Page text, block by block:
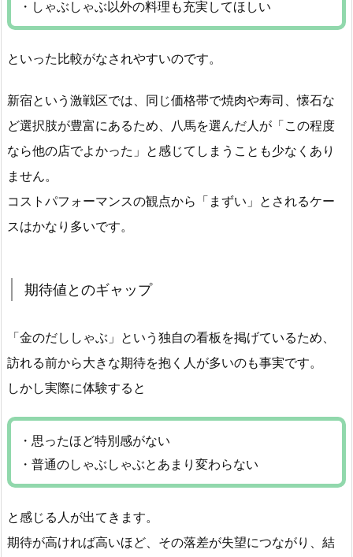
・しゃぶしゃぶ以外の料理も充実してほしい
といった比較がなされやすいのです。
新宿という激戦区では、同じ価格帯で焼肉や寿司、懐石な
ど選択肢が豊富にあるため、八馬を選んだ人が「この程度
なら他の店でよかった」と感じてしまうことも少なくあり
ません。
コストパフォーマンスの観点から「まずい」とされるケー
スはかなり多いです。
期待値とのギャップ
「金のだししゃぶ」という独自の看板を掲げているため、
訪れる前から大きな期待を抱く人が多いのも事実です。
しかし実際に体験すると
・思ったほど特別感がない
・普通のしゃぶしゃぶとあまり変わらない
と感じる人が出てきます。
期待が高ければ高いほど、その落差が失望につながり、結